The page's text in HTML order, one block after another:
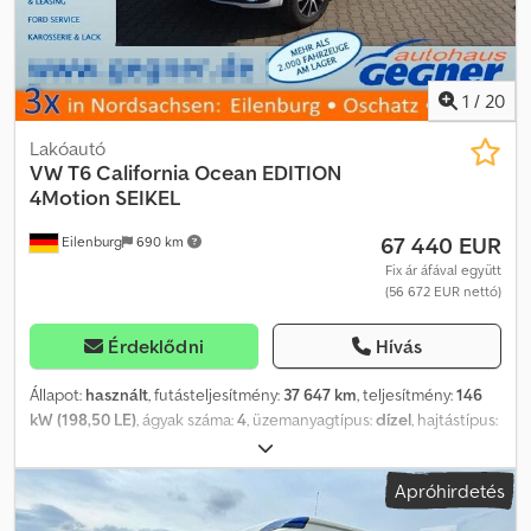
vezetőülés állítható, ülések a rak-/személyterben: 1. sor, 4
személyes ülőpad (dupla kabin), első stabilizátor, acél felnik 6,5x16,
engedélyezett össztömeg 3,50 t.
1 / 20
Eilenburg 690 km
Lakóautó
VWT6 California Ocean EDITION
4Motion SEIKEL
67 440 EUR
Fix ár áfával együtt
(56 672 EUR nettó)
Érdeklődni Hívás
Állapot: használt, futásteljesítmény: 37 647 km, teljesítmény:146
kW (198,50 LE), ágyak száma:4, üzemanyagtípus:dízel, hajtástípus:
, első forgalomba helyezés:
hossz:5 006 mm, teljes szélesség:1 904 mm, teljes magasság:
1 990 mm
, tengelyelrendezés: , kibocsátási osztály:Euro
6
, össztömeg: , Felszereltség:ABS, elektronikus
Apróhirdetés